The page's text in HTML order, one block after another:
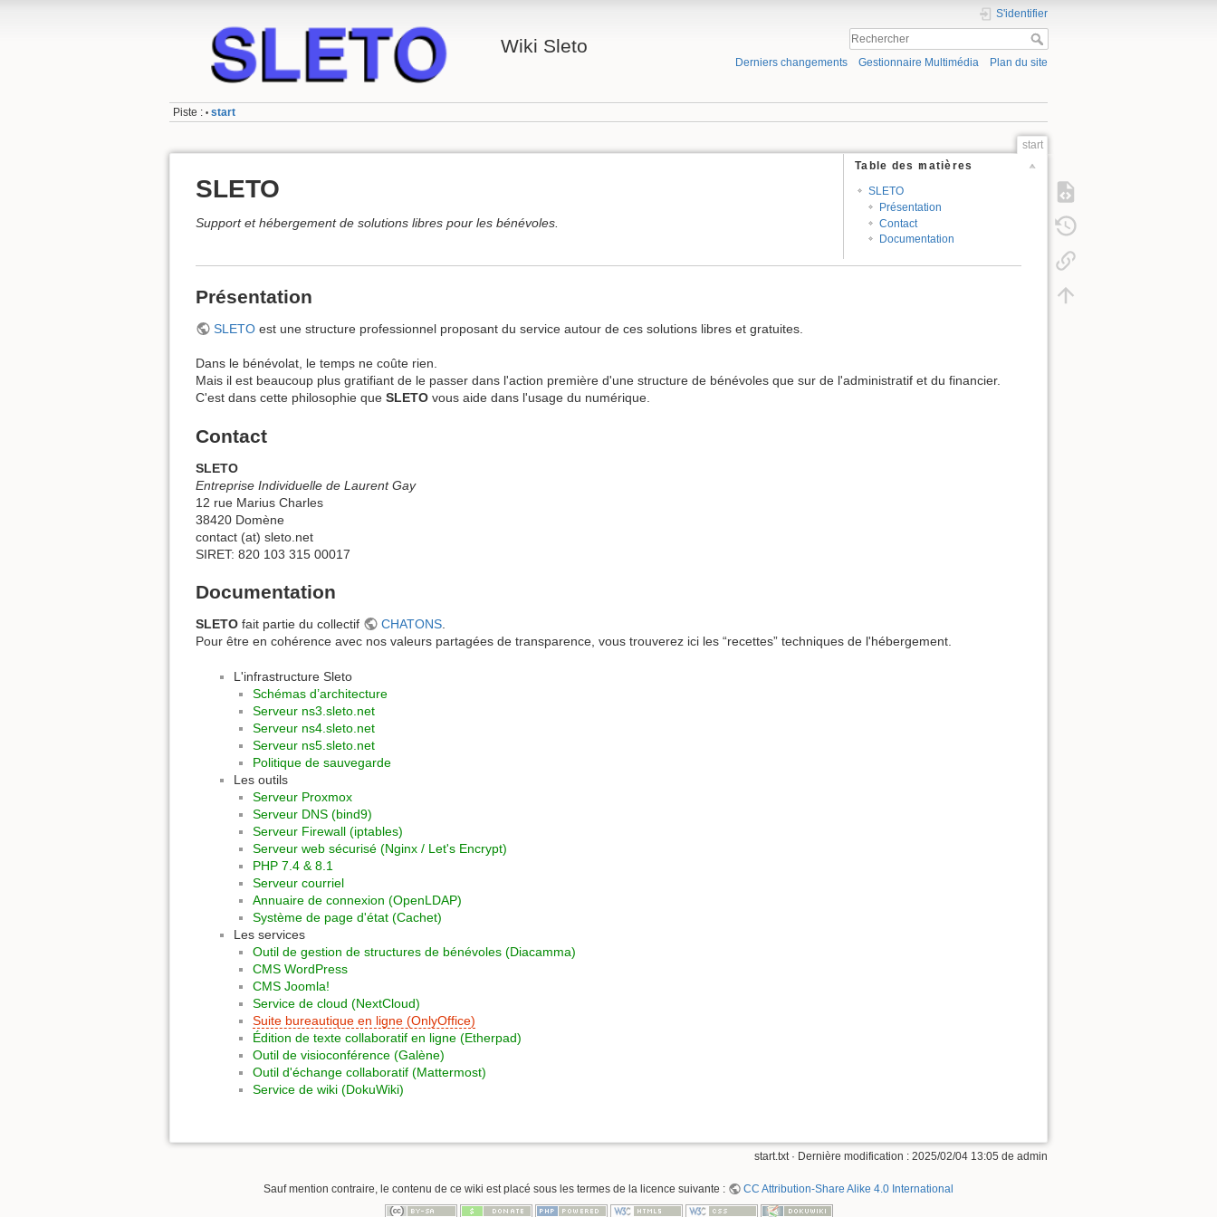
Wiki Sleto
S'identifier
Derniers changements Gestionnaire Multimédia Plan du site
Piste : • start
start
Table des matières
SLETO
Présentation
Contact
Documentation
SLETO
Support et hébergement de solutions libres pour les bénévoles.
Présentation
SLETOest une structure professionnel proposant du service autour de ces solutions libres et gratuites.
Dans le bénévolat, le temps ne coûte rien.
Mais il est beaucoup plus gratifiant de le passer dans l'action première d'une structure de bénévoles que sur de l'administratif et du financier.
C'est dans cette philosophie que SLETO vous aide dans l'usage du numérique.
Contact
SLETO
Entreprise Individuelle de Laurent Gay
12 rue Marius Charles
38420 Domène
contact (at) sleto.net
SIRET: 820 103 315 00017
Documentation
SLETO fait partie du collectif CHATONS.
Pour être en cohérence avec nos valeurs partagées de transparence, vous trouverez ici les “recettes” techniques de l'hébergement.
L'infrastructure Sleto
Schémas d’architecture
Serveur ns3.sleto.net
Serveur ns4.sleto.net
Serveur ns5.sleto.net
Politique de sauvegarde
Les outils
Serveur Proxmox
Serveur DNS (bind9)
Serveur Firewall (iptables)
Serveur web sécurisé (Nginx / Let's Encrypt)
PHP 7.4 & 8.1
Serveur courriel
Annuaire de connexion (OpenLDAP)
Système de page d'état (Cachet)
Les services
Outil de gestion de structures de bénévoles (Diacamma)
CMS WordPress
CMS Joomla!
Service de cloud (NextCloud)
Suite bureautique en ligne (OnlyOffice)
Édition de texte collaboratif en ligne (Etherpad)
Outil de visioconférence (Galène)
Outil d'échange collaboratif (Mattermost)
Service de wiki (DokuWiki)
start.txt · Dernière modification : 2025/02/04 13:05 de admin
Sauf mention contraire, le contenu de ce wiki est placé sous les termes de la licence suivante : CC Attribution-Share Alike 4.0 International